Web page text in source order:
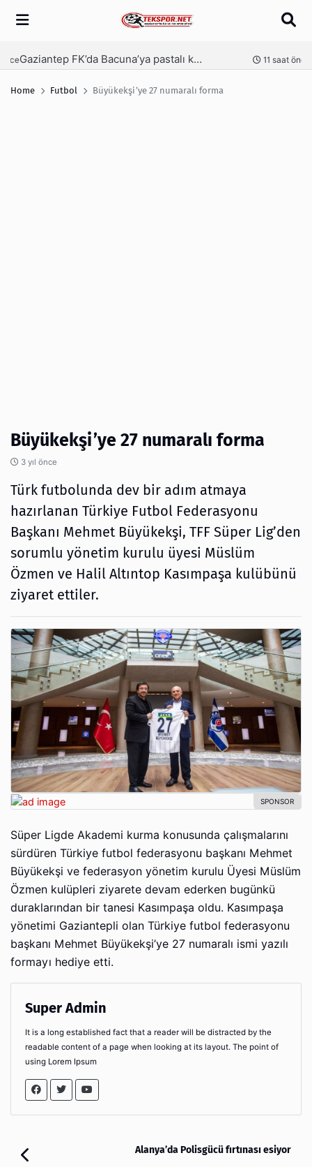
Arama
Gaziantep FK’da Bacuna’ya pastalı karşılama 11 saat önce
Home Futbol Büyükekşi’ye 27 numaralı forma
Büyükekşi’ye 27 numaralı forma
3 yıl önce
Türk futbolunda dev bir adım atmaya
hazırlanan Türkiye Futbol Federasyonu
Başkanı Mehmet Büyükekşi, TFF Süper Lig’den
sorumlu yönetim kurulu üyesi Müslüm
Özmen ve Halil Altıntop Kasımpaşa kulübünü
ziyaret ettiler.
Süper Ligde Akademi kurma konusunda çalışmalarını
sürdüren Türkiye futbol federasyonu başkanı Mehmet
Büyükekşi ve federasyon yönetim kurulu Üyesi Müslüm
Özmen kulüpleri ziyarete devam ederken bugünkü
duraklarından bir tanesi Kasımpaşa oldu. Kasımpaşa
yönetimi Gaziantepli olan Türkiye futbol federasyonu
başkanı Mehmet Büyükekşi’ye 27 numaralı ismi yazılı
formayı hediye etti.
Super Admin
It is a long established fact that a reader will be distracted by the
readable content of a page when looking at its layout. The point of
using Lorem Ipsum
Alanya’da Polisgücü fırtınası esiyor